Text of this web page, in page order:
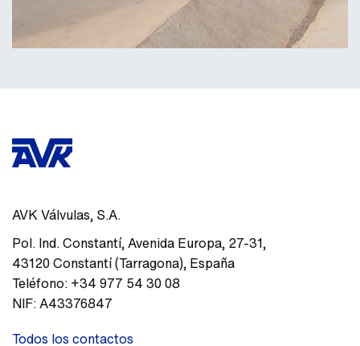
AVK Válvulas, S.A.
Pol. Ind. Constantí, Avenida Europa, 27-31,
43120Constantí (Tarragona), España
Teléfono: +34 977 54 30 08
NIF:A43376847
Todos los contactos